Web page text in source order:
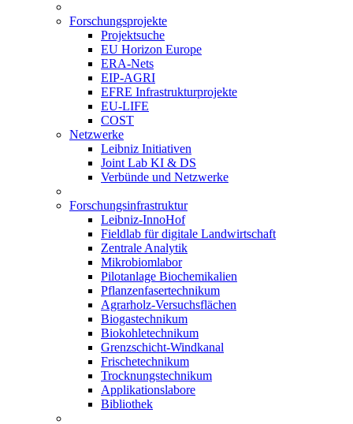
Forschungsprojekte
Projektsuche
EU Horizon Europe
ERA-Nets
EIP-AGRI
EFRE Infrastrukturprojekte
EU-LIFE
COST
Netzwerke
Leibniz Initiativen
Joint Lab KI & DS
Verbünde und Netzwerke
Forschungsinfrastruktur
Leibniz-InnoHof
Fieldlab für digitale Landwirtschaft
Zentrale Analytik
Mikrobiomlabor
Pilotanlage Biochemikalien
Pflanzenfasertechnikum
Agrarholz-Versuchsflächen
Biogastechnikum
Biokohletechnikum
Grenzschicht-Windkanal
Frischetechnikum
Trocknungstechnikum
Applikationslabore
Bibliothek